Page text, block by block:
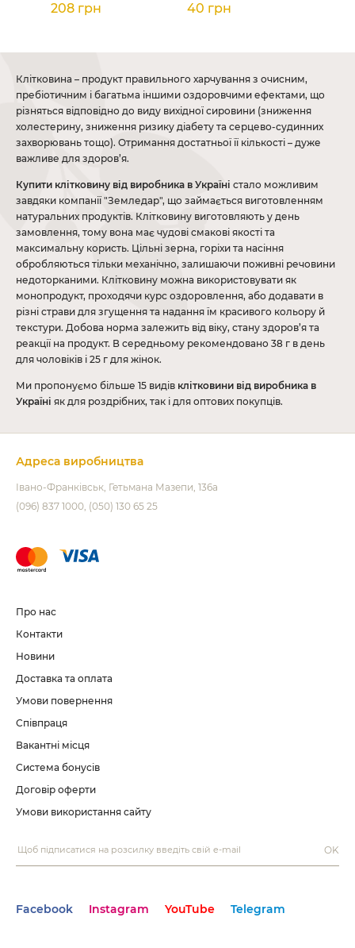
208 грн 40 грн
Клітковина – продукт правильного харчування з очисним,
пребіотичним і багатьма іншими оздоровчими ефектами, що
різняться відповідно до виду вихідної сировини (зниження
холестерину, зниження ризику діабету та серцево-судинних
захворювань тощо). Отримання достатньої її кількості – дуже
важливе для здоров’я.
Купити клітковину від виробника в Україні стало можливим
завдяки компанії "Земледар", що займається виготовленням
натуральних продуктів. Клітковину виготовляють у день
замовлення, тому вона має чудові смакові якості та
максимальну користь. Цільні зерна, горіхи та насіння
обробляються тільки механічно, залишаючи поживні речовини
недоторканими. Клітковину можна використовувати як
монопродукт, проходячи курс оздоровлення, або додавати в
різні страви для згущення та надання їм красивого кольору й
текстури. Добова норма залежить від віку, стану здоров’я та
реакції на продукт. В середньому рекомендовано 38 г в день
для чоловіків і 25 г для жінок.
Ми пропонуємо більше 15 видів клітковини від виробника в
Україні як для роздрібних, так і для оптових покупців.
Адреса виробництва
Івано-Франківськ Гетьмана Мазепи, 136а
(096) 837 1000 (050) 130 65 25
Про нас
Контакти
Новини
Доставка та оплата
Умови повернення
Співпраця
Вакантні місця
Система бонусів
Договір оферти
Умови використання сайту
OK
Facebook Instagram YouTube Telegram